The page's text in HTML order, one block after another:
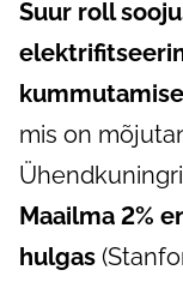
Suur roll
mis on
Maailma 2%
hulgas